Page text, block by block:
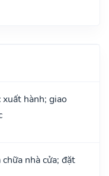
hành; giao
nhà cửa; đặt